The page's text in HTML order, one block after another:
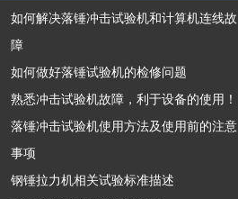
如何解决落锤冲击试验机和计算机连线故
障
如何做好落锤试验机的检修问题
熟悉冲击试验机故障，利于设备的使用！
落锤冲击试验机使用方法及使用前的注意
事项
钢锤拉力机相关试验标准描述